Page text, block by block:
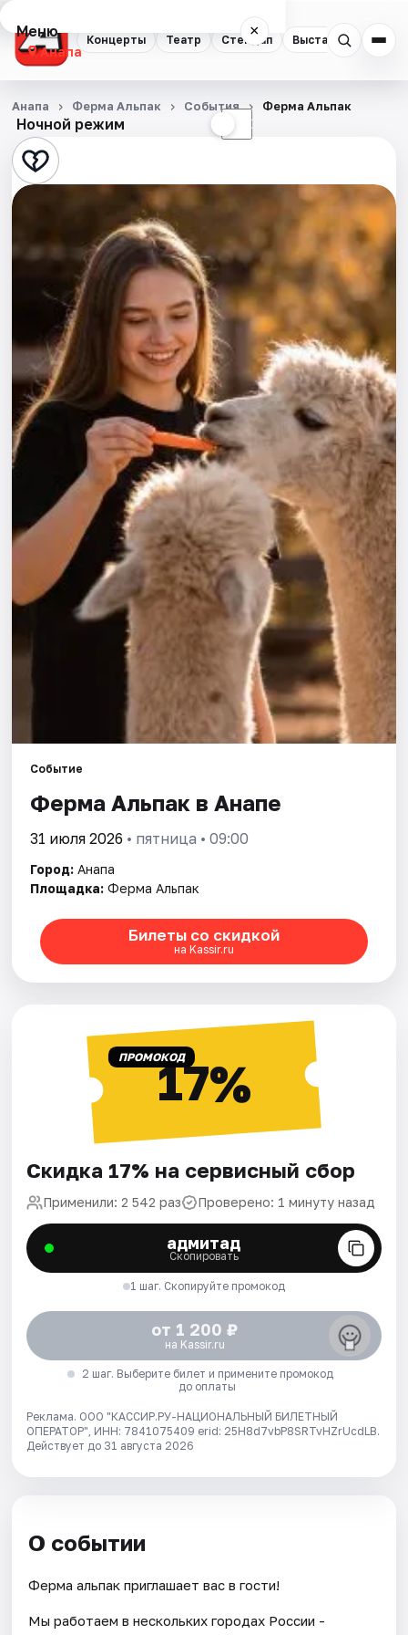
Концерты Театр Стендап Выставки
Меню ×
Анапа
Концерты
Театр
Стендап
Города
Площадки
Артисты
Рейтинги
Ночной режим ☾
Анапа Ферма Альпак События Ферма Альпак
Событие
Ферма Альпак в Анапе
31 июля 2026 • пятница • 09:00
Город: Анапа
Площадка: Ферма Альпак
Билеты со скидкой
на Kassir.ru
ПРОМОКОД17%
Скидка 17% на сервисный сбор
Применили: 2 542 раз Проверено: 1 минуту назад
адмитад
Скопировать
1 шаг. Скопируйте промокод
от 1 200 ₽
на Kassir.ru
2 шаг. Выберите билет и примените промокод
до оплаты
Реклама. ООО "КАССИР.РУ-НАЦИОНАЛЬНЫЙ БИЛЕТНЫЙ
ОПЕРАТОР", ИНН: 7841075409 erid: 25H8d7vbP8SRTvHZrUcdLB.
Действует до 31 августа 2026
О событии
Ферма альпак приглашает вас в гости!
Мы работаем в нескольких городах России -